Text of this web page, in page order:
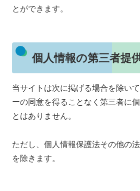
とができます。
個人情報の第三者提
当サイトは次に掲げる場合を除い
ーの同意を得ることなく第三者に
とはありません。
ただし、個人情報保護法その他の
を除きます。